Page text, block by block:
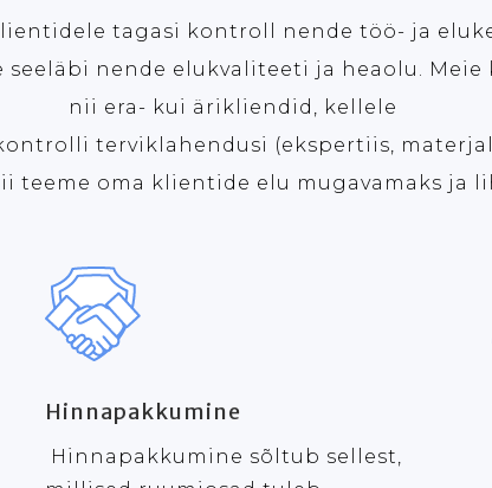
tagasi kontroll nende töö- ja
seeläbi nende elukvaliteeti ja heaolu. Meie
nii era- kui ärikliendid, kellele
terviklahendusi (ekspertiis,
teeme oma klientide elu mugavamaks ja
Hinnapakkumine
Hinnapakkumine sõltub sellest,